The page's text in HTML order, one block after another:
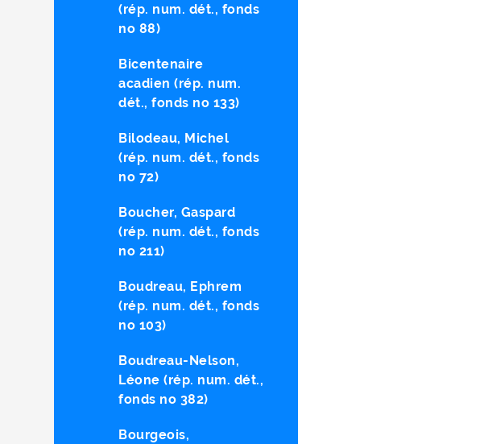
(rép. num. dét., fonds
no 88)
Bicentenaire
acadien (rép. num.
dét., fonds no 133)
Bilodeau, Michel
(rép. num. dét., fonds
no 72)
Boucher, Gaspard
(rép. num. dét., fonds
no 211)
Boudreau, Ephrem
(rép. num. dét., fonds
no 103)
Boudreau-Nelson,
Léone (rép. num. dét.,
fonds no 382)
Bourgeois,